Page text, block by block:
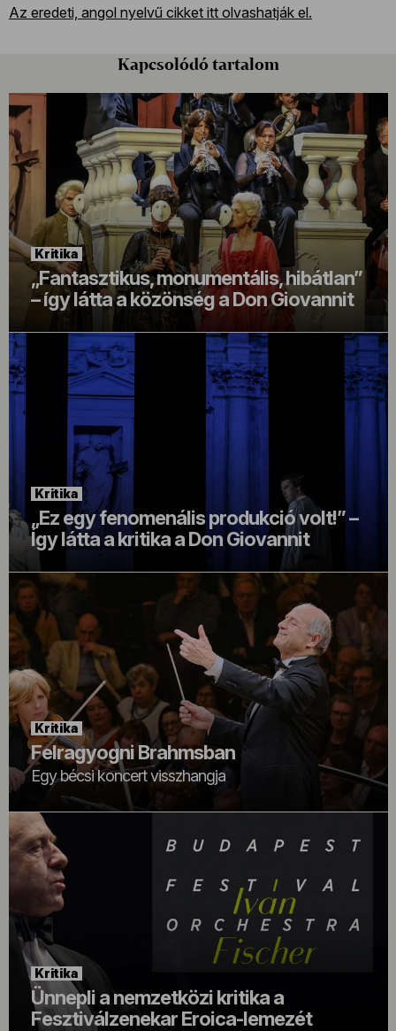
Az eredeti, angol nyelvű cikket itt olvashatják el.
Kapcsolódó tartalom
Kritika
„Fantasztikus, monumentális, hibátlan”
– így látta a közönség a Don Giovannit
Kritika
„Ez egy fenomenális produkció volt!” –
Így látta a kritika a Don Giovannit
Kritika
Felragyogni Brahmsban
Egy bécsi koncert visszhangja
Kritika
Ünnepli a nemzetközi kritika a
Fesztiválzenekar Eroica-lemezét